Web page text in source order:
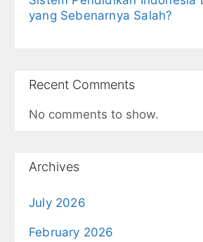
yang Sebenarnya Salah?
Recent Comments
No comments to show.
Archives
July 2026
February 2026